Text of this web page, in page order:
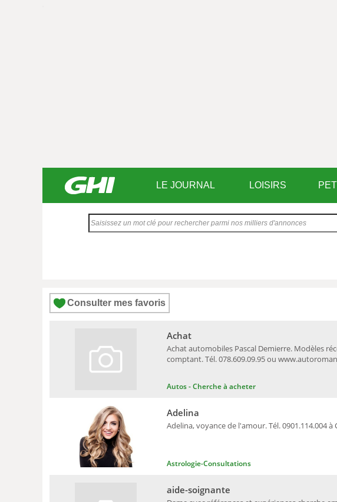
LE JOURNAL LOISIRS
Consulter mes favoris
Autos - Cherche à acheter
Achat automobiles Pascal Demierre. Modèles
comptant. Tél. 078.609.09.95 ou
Achat
Astrologie-Consultations
Adelina, voyance de l'amour. Tél. 0901.114.004 à
Adelina
aide-soignante